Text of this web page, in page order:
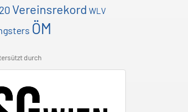
Vereinsrekord WLV
ÖM
durch